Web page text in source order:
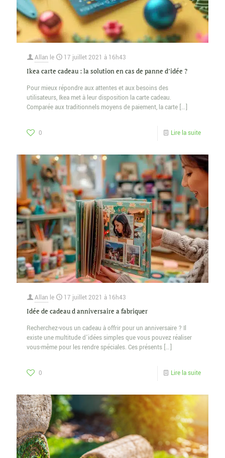
Allan le 17 juillet 2021 à 16h43
Ikea carte cadeau : la solution en cas de panne d’idée ?
Pour mieux répondre aux attentes et aux besoins des
utilisateurs, Ikea met à leur disposition la carte cadeau.
Comparée aux traditionnels moyens de paiement, la carte […]
0 Lire la suite
Allan le 17 juillet 2021 à 16h43
Idée de cadeau d anniversaire a fabriquer
Recherchez-vous un cadeau à offrir pour un anniversaire ? Il
existe une multitude d’idées simples que vous pouvez réaliser
vous-même pour les rendre spéciales. Ces présents […]
0 Lire la suite